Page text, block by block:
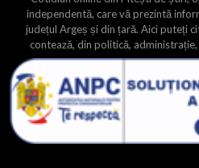
independentă, care vă prezintă
județul Argeș și din țară. Aici puteți
contează, din politică,